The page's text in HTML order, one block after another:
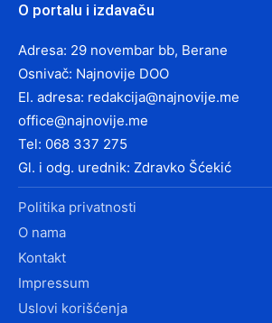
O portalu i izdavaču
Adresa: 29 novembar bb, Berane
Osnivač: Najnovije DOO
El. adresa: redakcija@najnovije.me
office@najnovije.me
Tel: 068 337 275
Gl. i odg. urednik: Zdravko Šćekić
Politika privatnosti
O nama
Kontakt
Impressum
Uslovi korišćenja